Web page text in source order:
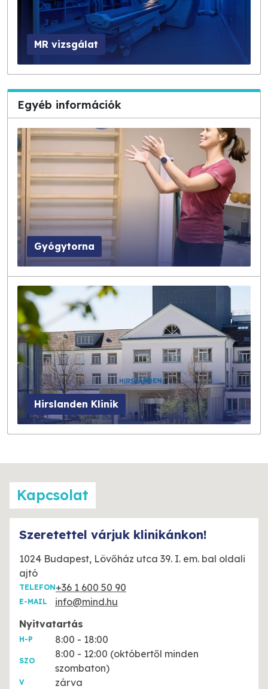
MR vizsgálat
Egyéb információk
Gyógytorna
Hirslanden Klinik
Kapcsolat
Szeretettel várjuk klinikánkon!
1024 Budapest, Lövőház utca 39. I. em. bal oldali
ajtó
TELEFON+36 1 600 50 90
E-MAIL
info@mind.hu
Nyitvatartás
H-P 8:00 - 18:00
SZO
8:00 - 12:00 (októbertől minden
szombaton)
V zárva